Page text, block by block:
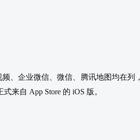
、企业微信、微信、腾讯地图均在列，
式来自 App Store 的 iOS 版。